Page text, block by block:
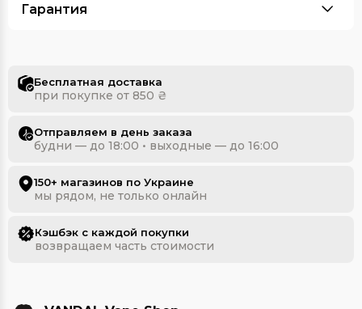
Гарантия
Бесплатная доставка
при покупке от 850 ₴
Отправляем в день заказа
будни — до 18:00 • выходные — до 16:00
150+ магазинов по Украине
мы рядом, не только онлайн
Кэшбэк с каждой покупки
возвращаем часть стоимости